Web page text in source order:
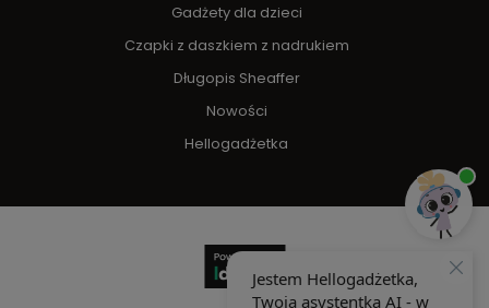
Gadżety dla dzieci
Czapki z daszkiem z nadrukiem
Długopis Sheaffer
Nowości
Hellogadżetka